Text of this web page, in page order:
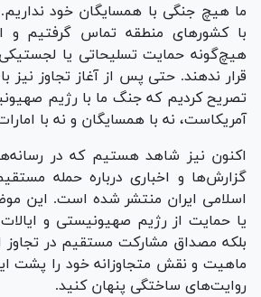
ما هیچ جنگی با همسایگان خود
با کشور‌های منطقه تماس گرفتیم و
هیچ‌گونه حمایت تسلیحاتی یا لجستیکی
قرار ندهند. حتی پس از آغاز تجاوز نیز
تصریح کردیم که جنگ ما با رژیم
آمریکاست، نه با همسایگان و نه با
اکنون نیز شاهد هستیم که در
گزارش‌ها و اخباری درباره حمله
اسلامی ایران منتشر شده است. این
یا حمایت از رژیم صهیونیستی و ایالات
بلکه مصداق مشارکت مستقیم در
ماهیت و نقش متجاوزانه خود را پشت
روایت‌های ساختگی پنهان کنید.